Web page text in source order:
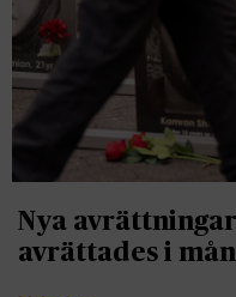
Nya
avrättades i